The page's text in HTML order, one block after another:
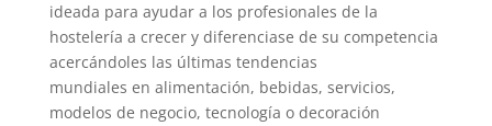
ideada para ayudar a los profesionales de la
hostelería a crecer y diferenciase de su competencia
acercándoles las últimas tendencias
mundiales en alimentación, bebidas, servicios,
modelos de negocio, tecnología o decoración